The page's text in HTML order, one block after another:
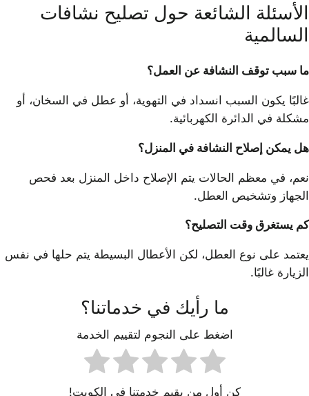
الأسئلة الشائعة حول تصليح نشافات
السالمية
ما سبب توقف النشافة عن العمل؟
غالبًا يكون السبب انسداد في التهوية، أو عطل في السخان، أو
مشكلة في الدائرة الكهربائية.
هل يمكن إصلاح النشافة في المنزل؟
نعم، في معظم الحالات يتم الإصلاح داخل المنزل بعد فحص
الجهاز وتشخيص العطل.
كم يستغرق وقت التصليح؟
يعتمد على نوع العطل، لكن الأعطال البسيطة يتم حلها في نفس
الزيارة غالبًا.
ما رأيك في خدماتنا؟
اضغط على النجوم لتقييم الخدمة
كن أول من يقيم خدمتنا في الكويت!